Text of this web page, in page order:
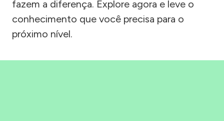
fazem a diferença. Explore agora e leve o
conhecimento que você precisa para o
próximo nível.